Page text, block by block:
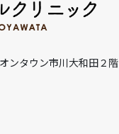
タウン市川大和田２階